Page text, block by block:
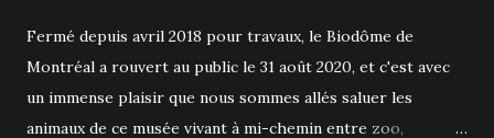
Fermé depuis avril 2018 pour travaux, le Biodôme de
Montréal a rouvert au public le 31 août 2020, et c'est avec
un immense plaisir que nous sommes allés saluer les
animaux de ce musée vivant à mi-chemin entre zoo,